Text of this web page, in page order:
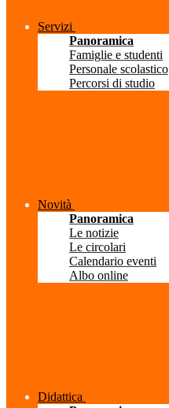
Servizi
Panoramica
Famiglie e studenti
Personale scolastico
Percorsi di studio
Novità
Panoramica
Le notizie
Le circolari
Calendario eventi
Albo online
Didattica